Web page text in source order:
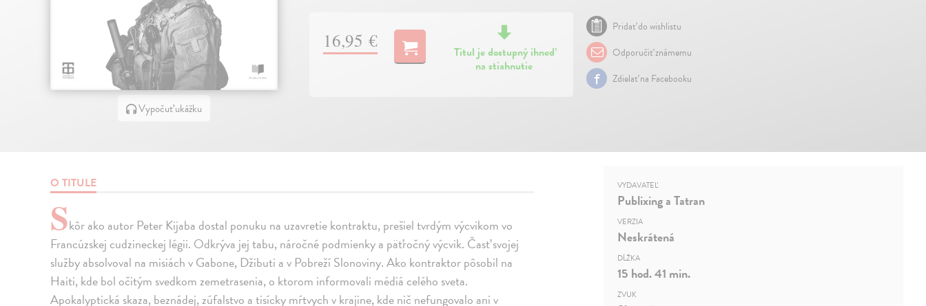
Vypočuť ukážku
16,95 €
Titul je dostupný ihneď
na stiahnutie
Pridať do wishlistu
Odporučiť známemu
Zdielať na Facebooku
O TITULE
Skôr ako autor Peter Kijaba dostal ponuku na uzavretie kontraktu, prešiel tvrdým výcvikom vo
Francúzskej cudzineckej légii. Odkrýva jej tabu, náročné podmienky a päťročný výcvik. Časť svojej
služby absolvoval na misiách v Gabone, Džibuti a v Pobreží Slonoviny. Ako kontraktor pôsobil na
Haiti, kde bol očitým svedkom zemetrasenia, o ktorom informovali médiá celého sveta.
Apokalyptická skaza, beznádej, zúfalstvo a tisícky mŕtvych v krajine, kde nič nefungovalo ani v
VYDAVATEĽ
Publixing a Tatran
VERZIA
Neskrátená
DĹŽKA
15 hod. 41 min.
ZVUK